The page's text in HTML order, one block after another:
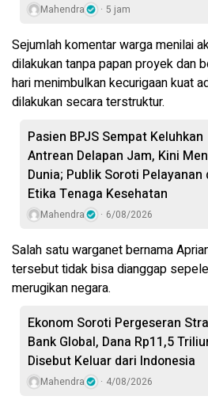
Mahendra 5 jam
Sejumlah komentar warga menilai
dilakukan tanpa papan proyek dan
hari menimbulkan kecurigaan kuat
dilakukan secara terstruktur.
Pasien BPJS Sempat Keluhkan
Antrean Delapan Jam, Kini
Dunia; Publik Soroti Pelayanan
Etika Tenaga Kesehatan
Mahendra 6/08/2026
Salah satu warganet bernama
tersebut tidak bisa dianggap
merugikan negara.
Ekonom Soroti Pergeseran
Bank Global, Dana Rp11,5
Disebut Keluar dari Indonesia
Mahendra 4/08/2026